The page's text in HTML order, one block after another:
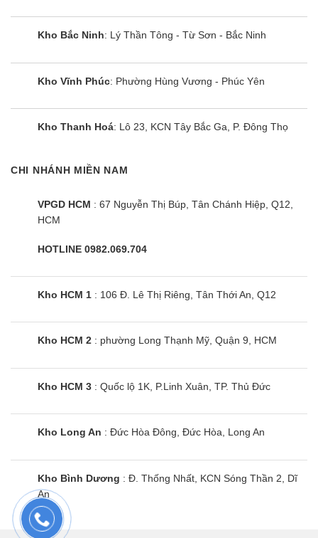
Kho Bắc Ninh: Lý Thần Tông - Từ Sơn - Bắc Ninh
Kho Vĩnh Phúc: Phường Hùng Vương - Phúc Yên
Kho Thanh Hoá: Lô 23, KCN Tây Bắc Ga, P. Đông Thọ
CHI NHÁNH MIỀN NAM
VPGD HCM : 67 Nguyễn Thị Búp, Tân Chánh Hiệp, Q12,
HCM
HOTLINE 0982.069.704
Kho HCM 1 : 106 Đ. Lê Thị Riêng, Tân Thới An, Q12
Kho HCM 2 : phường Long Thạnh Mỹ, Quận 9, HCM
Kho HCM 3 : Quốc lộ 1K, P.Linh Xuân, TP. Thủ Đức
Kho Long An : Đức Hòa Đông, Đức Hòa, Long An
Kho Bình Dương : Đ. Thống Nhất, KCN Sóng Thần 2, Dĩ
An